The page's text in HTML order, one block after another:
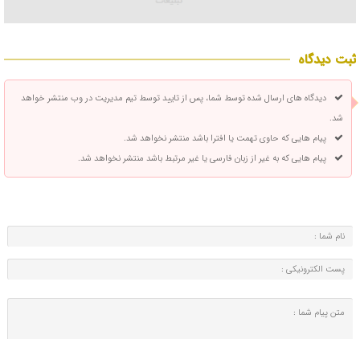
ثبت دیدگاه
دیدگاه های ارسال شده توسط شما، پس از تایید توسط تیم مدیریت در وب منتشر خواهد
شد.
پیام هایی که حاوی تهمت یا افترا باشد منتشر نخواهد شد.
پیام هایی که به غیر از زبان فارسی یا غیر مرتبط باشد منتشر نخواهد شد.